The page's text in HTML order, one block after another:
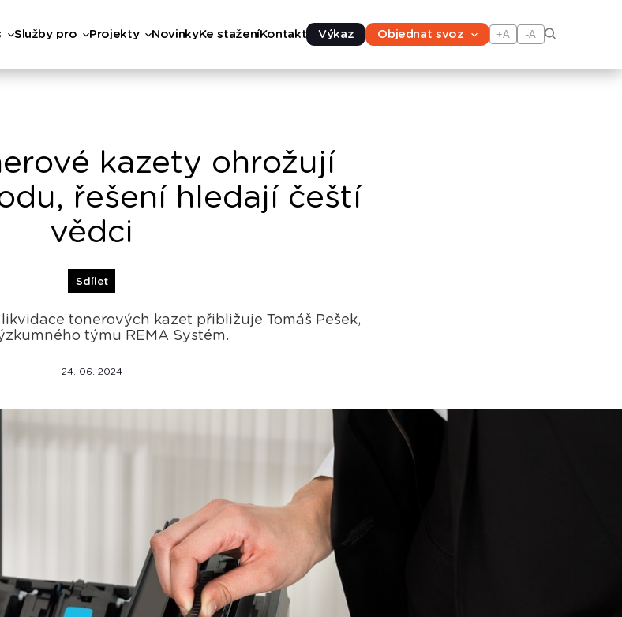
Služby pro Projekty NovinkyKe staženíKontakt Výkaz Objednat svoz +A -A
kazety ohrožují
řešení hledají čeští
vědci
Sdílet
tonerových kazet přibližuje Tomáš Pešek,
týmu REMA Systém.
24. 06. 2024